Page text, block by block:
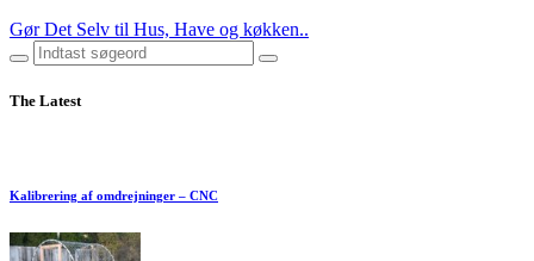
Gør Det Selv til Hus, Have og køkken..
The Latest
Kalibrering af omdrejninger – CNC